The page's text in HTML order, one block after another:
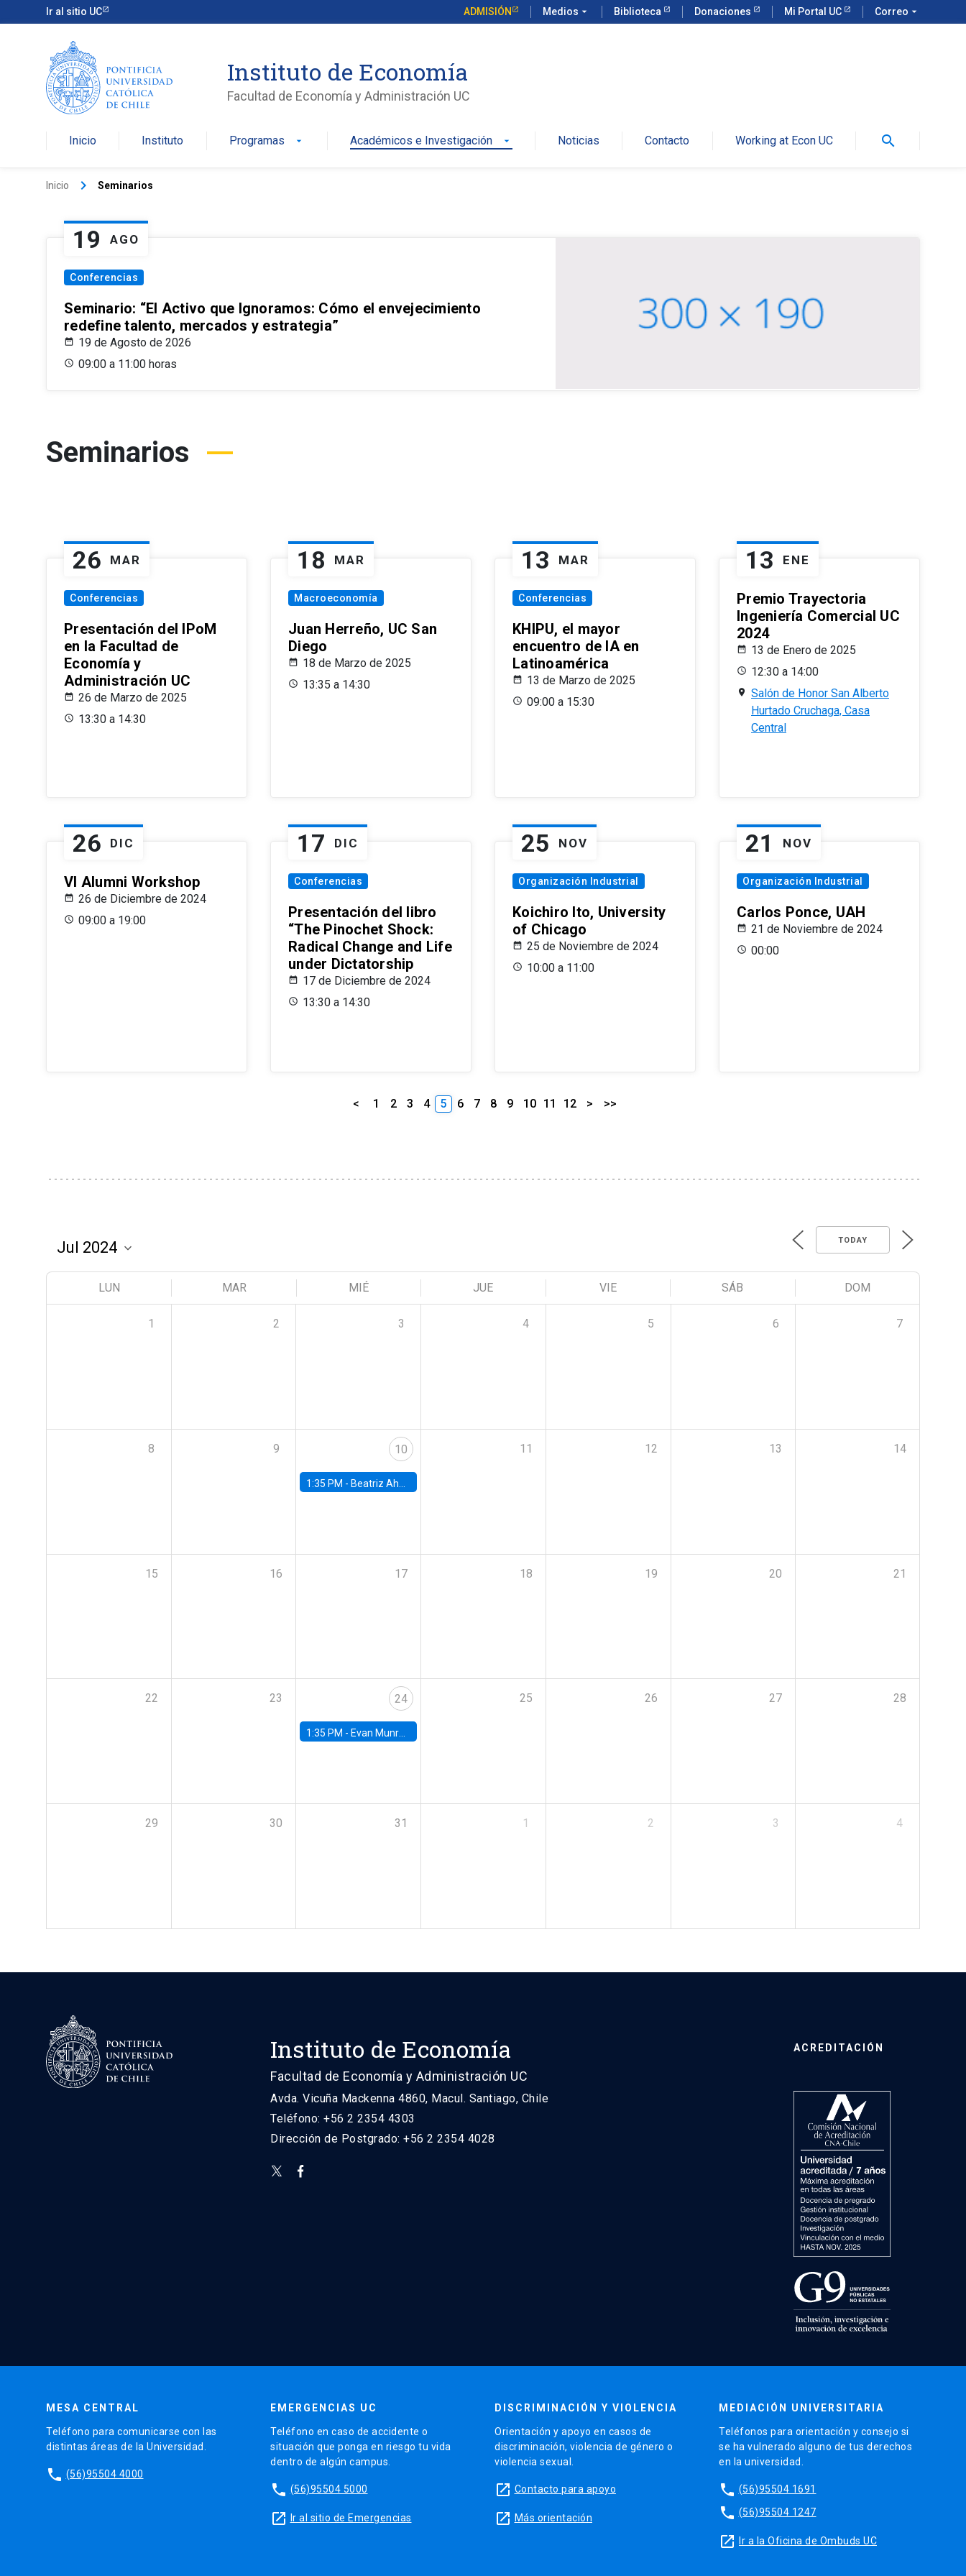
Ir al sitio UC ADMISIÓN Medios arrow_drop_down Biblioteca Donaciones Mi Portal UC Correo arrow_drop_down
Instituto de Economía
Facultad de Economía y Administración UC
Inicio Instituto Programas arrow_drop_down Académicos e Investigación arrow_drop_down Noticias Contacto Working at Econ UC search
Inicio keyboard_arrow_right Seminarios
19 AGO
Conferencias
Seminario: “El Activo que Ignoramos: Cómo el envejecimiento
redefine talento, mercados y estrategia”
19 de Agosto de 2026
09:00 a 11:00 horas
Seminarios
26 MAR
Conferencias
Presentación del IPoM
en la Facultad de
Economía y
Administración UC
26 de Marzo de 2025
13:30 a 14:30
18 MAR
Macroeconomía
Juan Herreño, UC San
Diego
18 de Marzo de 2025
13:35 a 14:30
13 MAR
Conferencias
KHIPU, el mayor
encuentro de IA en
Latinoamérica
13 de Marzo de 2025
09:00 a 15:30
13 ENE
Premio Trayectoria
Ingeniería Comercial UC
2024
13 de Enero de 2025
12:30 a 14:00
Salón de Honor San Alberto
Hurtado Cruchaga, Casa
Central
26 DIC
VI Alumni Workshop
26 de Diciembre de 2024
09:00 a 19:00
17 DIC
Conferencias
Presentación del libro
“The Pinochet Shock:
Radical Change and Life
under Dictatorship
17 de Diciembre de 2024
13:30 a 14:30
25 NOV
Organización Industrial
Koichiro Ito, University
of Chicago
25 de Noviembre de 2024
10:00 a 11:00
21 NOV
Organización Industrial
Carlos Ponce, UAH
21 de Noviembre de 2024
00:00
< 1 2 3 4 5 6 7 8 9 10 11 12 > >>
TODAY
LUN MAR MIÉ JUE VIE SÁB DOM
1 2 3 4 5 6 7
8 9 10
1:35 PM - Beatriz Ahumada, PhD candidate, Universidad de Pittsburgh
11 12 13 14
15 16 17 18 19 20 21
22 23 24
1:35 PM - Evan Munro, Neyman Visiting Assistant Professor in the Department of Statistics at UC Berkeley
25 26 27 28
29 30 31 1 2 3 4
Instituto de Economía
Facultad de Economía y Administración UC
Avda. Vicuña Mackenna 4860, Macul. Santiago, Chile
Teléfono: +56 2 2354 4303
Dirección de Postgrado: +56 2 2354 4028
ACREDITACIÓN
MESA CENTRAL
Teléfono para comunicarse con las
distintas áreas de la Universidad.
phone (56)95504 4000
EMERGENCIAS UC
Teléfono en caso de accidente o
situación que ponga en riesgo tu vida
dentro de algún campus.
phone (56)95504 5000
launch Ir al sitio de Emergencias
DISCRIMINACIÓN Y VIOLENCIA
Orientación y apoyo en casos de
discriminación, violencia de género o
violencia sexual.
launch Contacto para apoyo
launch Más orientación
MEDIACIÓN UNIVERSITARIA
Teléfonos para orientación y consejo si
se ha vulnerado alguno de tus derechos
en la universidad.
phone (56)95504 1691
phone (56)95504 1247
launch Ir a la Oficina de Ombuds UC